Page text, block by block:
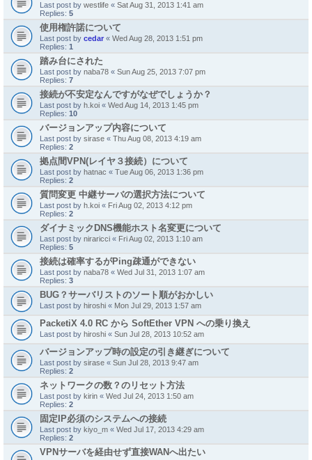
Last post by westlife « Sat Aug 31, 2013 1:41 am
Replies: 5
使用権許諾について
Last post by cedar « Wed Aug 28, 2013 1:51 pm
Replies: 1
踏み台にされた
Last post by naba78 « Sun Aug 25, 2013 7:07 pm
Replies: 7
接続が不安定なんですがなぜでしょうか？
Last post by h.koi « Wed Aug 14, 2013 1:45 pm
Replies: 10
バージョンアップ内容について
Last post by sirase « Thu Aug 08, 2013 4:19 am
Replies: 2
拠点間VPN(レイヤ３接続）について
Last post by hatnac « Tue Aug 06, 2013 1:36 pm
Replies: 2
質問変更 中継サーバの選択方法について
Last post by h.koi « Fri Aug 02, 2013 4:12 pm
Replies: 2
ダイナミックDNS機能ホスト名変更について
Last post by niraricci « Fri Aug 02, 2013 1:10 am
Replies: 5
接続は確率するがPing疎通ができない
Last post by naba78 « Wed Jul 31, 2013 1:07 am
Replies: 3
BUG？サーバリストのソート順がおかしい
Last post by hiroshi « Mon Jul 29, 2013 1:57 am
PacketiX 4.0 RC から SoftEther VPN への乗り換え
Last post by hiroshi « Sun Jul 28, 2013 10:52 am
バージョンアップ時の設定の引き継ぎについて
Last post by sirase « Sun Jul 28, 2013 9:47 am
Replies: 2
ネットワークの数？のリセット方法
Last post by kirin « Wed Jul 24, 2013 1:50 am
Replies: 2
固定IP必須のシステムへの接続
Last post by kiyo_m « Wed Jul 17, 2013 4:29 am
Replies: 2
VPNサーバを経由せず直接WANへ出たい